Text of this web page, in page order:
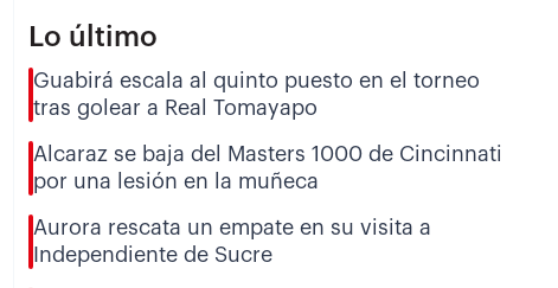
Lo último
Guabirá escala al quinto puesto en el torneo
tras golear a Real Tomayapo
Alcaraz se baja del Masters 1000 de Cincinnati
por una lesión en la muñeca
Aurora rescata un empate en su visita a
Independiente de Sucre